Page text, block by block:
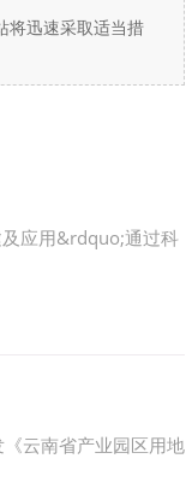
将迅速采取适当措
应用&rdquo;通过科
云南省产业园区用地